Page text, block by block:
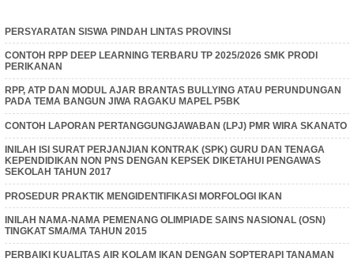
PERSYARATAN SISWA PINDAH LINTAS PROVINSI
CONTOH RPP DEEP LEARNING TERBARU TP 2025/2026 SMK PRODI
PERIKANAN
RPP, ATP DAN MODUL AJAR BRANTAS BULLYING ATAU PERUNDUNGAN
PADA TEMA BANGUN JIWA RAGAKU MAPEL P5BK
CONTOH LAPORAN PERTANGGUNGJAWABAN (LPJ) PMR WIRA SKANATO
INILAH ISI SURAT PERJANJIAN KONTRAK (SPK) GURU DAN TENAGA
KEPENDIDIKAN NON PNS DENGAN KEPSEK DIKETAHUI PENGAWAS
SEKOLAH TAHUN 2017
PROSEDUR PRAKTIK MENGIDENTIFIKASI MORFOLOGI IKAN
INILAH NAMA-NAMA PEMENANG OLIMPIADE SAINS NASIONAL (OSN)
TINGKAT SMA/MA TAHUN 2015
PERBAIKI KUALITAS AIR KOLAM IKAN DENGAN SOPTERAPI TANAMAN